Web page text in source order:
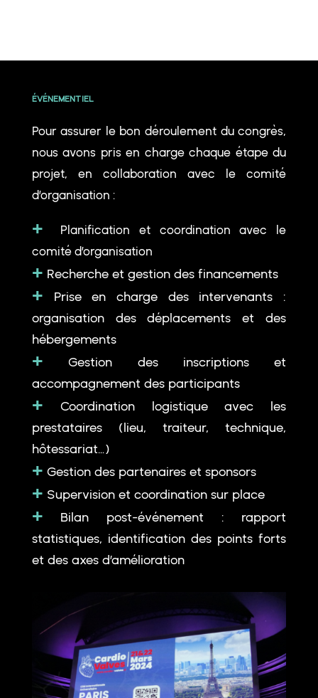
ÉVÉNEMENTIEL
Pour assurer le bon déroulement du congrès,
nous avons pris en charge chaque étape du
projet, en collaboration avec le comité
d’organisation :
+Planification et coordination avec le
comité d’organisation
+ Recherche et gestion des financements
+
Prise en charge des intervenants :
organisation des déplacements et des
hébergements
+Gestion des inscriptions et
accompagnement des participants
+
Coordination logistique avec les
prestataires (lieu, traiteur, technique,
hôtessariat…)
+ Gestion des partenaires et sponsors
+ Supervision et coordination sur place
+
Bilan post-événement : rapport
statistiques, identification des points forts
et des axes d’amélioration